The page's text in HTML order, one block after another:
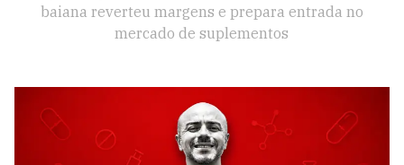
baiana reverteu margens e prepara entrada no
mercado de suplementos